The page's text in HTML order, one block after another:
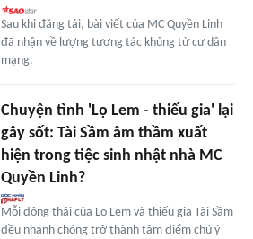
Sau khi đăng tải, bài viết của MC Quyền Linh
đã nhận về lượng tương tác khủng từ cư dân
mạng.
Chuyện tình 'Lọ Lem - thiếu gia' lại
gây sốt: Tài Sầm âm thầm xuất
hiện trong tiệc sinh nhật nhà MC
Quyền Linh?
Mỗi động thái của Lọ Lem và thiếu gia Tài Sầm
đều nhanh chóng trở thành tâm điểm chú ý